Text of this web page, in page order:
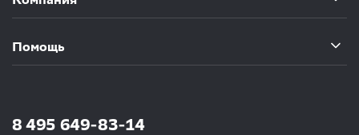
Помощь
8 495 649-83-14